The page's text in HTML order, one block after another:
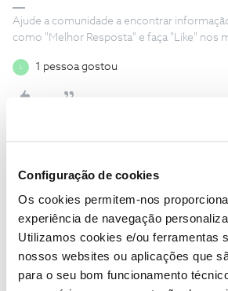
Configuração de cookies
Os cookies permitem-nos
experiência de navegação
Utilizamos cookies e/ou ferramentas
nossos websites ou aplicações que
para o seu bom funcionamento
Ajude a comunidade a encontrar
como "Melhor Resposta" e faça "Like" nos
1 pessoa gostou
Olá boa tarde!
Estou com uma situação no telefone fixo.
chama 3 vezes ( mas que não dão sinal de
Podem ajudar?